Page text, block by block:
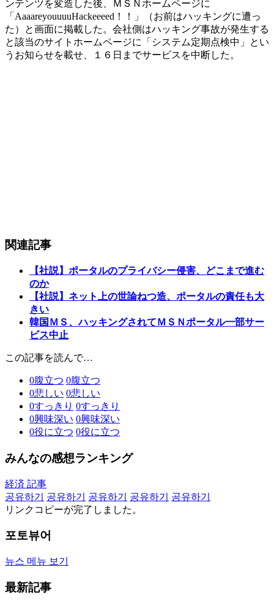
ンテンツを変造した後、ＭＳＮホームページに
「AaaareyouuuuHackeeeed！！」（お前はハッキングに遭っ
た）と画面に掲載した。会社側はハッキング事故が発生する
と該当のサイトホームページに「システム定期点検中」とい
うお知らせを載せ、１６日までサービスを中断した。
関連記事
【社説】ポータルのプライバシー侵害、どこまで進む
のか
【社説】ネット上の世論ねつ造、ポータルの責任も大
きい
韓国ＭＳ、ハッキングされてＭＳＮポータル一部サー
ビス中止
この記事を読んで…
0腹立つ 0腹立つ
0悲しい 0悲しい
0すっきり 0すっきり
0興味深い 0興味深い
0役に立つ 0役に立つ
みんなの感想ランキング
経済 記事
공유하기
공유하기 공유하기 공유하기
공유하기
リンクコピーが完了しました。
포토뷰어
뉴스 메뉴 보기
最新記事